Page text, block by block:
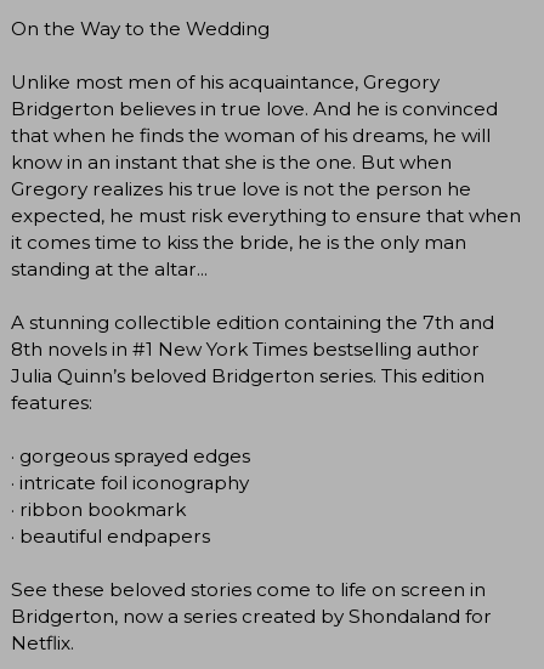
On the Way to the Wedding
Unlike most men of his acquaintance, Gregory
Bridgerton believes in true love. And he is convinced
that when he finds the woman of his dreams, he will
know in an instant that she is the one. But when
Gregory realizes his true love is not the person he
expected, he must risk everything to ensure that when
it comes time to kiss the bride, he is the only man
standing at the altar...
A stunning collectible edition containing the 7th and
8th novels in #1 New York Times bestselling author
Julia Quinn’s beloved Bridgerton series. This edition
features:
· gorgeous sprayed edges
· intricate foil iconography
· ribbon bookmark
· beautiful endpapers
See these beloved stories come to life on screen in
Bridgerton, now a series created by Shondaland for
Netflix.